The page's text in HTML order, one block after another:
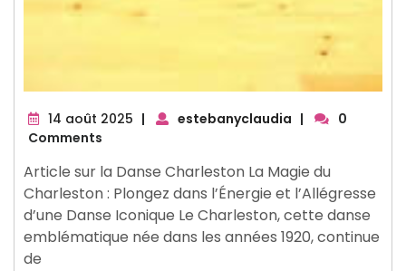
14 août 2025 14| estebanyclaudia |
0
Comments
Article sur la Danse Charleston La Magie du
Charleston : Plongez dans l’Énergie et l’Allégresse
d’une Danse Iconique Le Charleston, cette danse
emblématique née dans les années 1920, continue
de